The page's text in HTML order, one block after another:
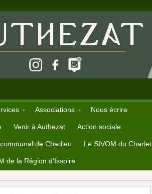
Associations Nous écrire
Venir à Authezat Action sociale
de Chadieu Le SIVOM du Charlet
de la Région d’Issoire